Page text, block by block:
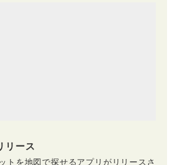
リース
トを地図で探せるアプリがリリースさ